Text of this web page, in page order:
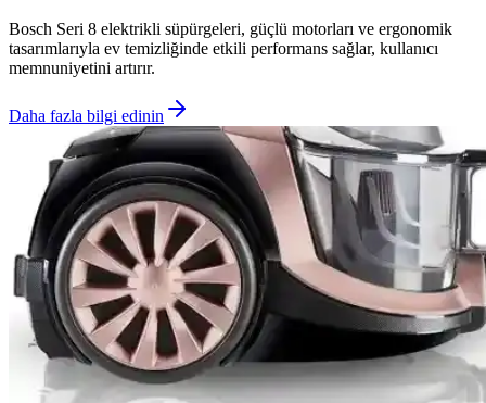
Bosch Seri 8 elektrikli süpürgeleri, güçlü motorları ve ergonomik
tasarımlarıyla ev temizliğinde etkili performans sağlar, kullanıcı
memnuniyetini artırır.
Daha fazla bilgi edinin